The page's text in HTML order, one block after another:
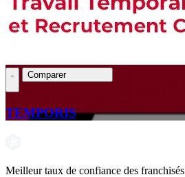
Comparer
TEMPORIS
Meilleur taux de confiance des franchisés